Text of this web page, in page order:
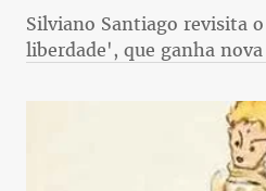
Silviano Santiago revisita
liberdade', que ganha nova